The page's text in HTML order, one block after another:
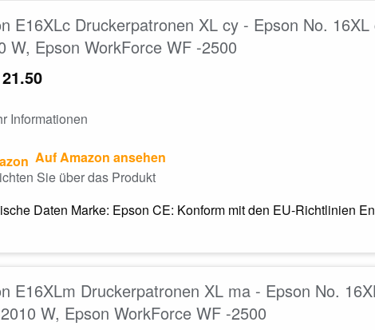
E16XLc Druckerpatronen XL cy - Epson No.
W, Epson WorkForce WF -2500
Informationen
Auf Amazon ansehen
Sie über das Produkt
Daten Marke: Epson CE: Konform mit den EU-Richtlinien
E16XLm Druckerpatronen XL ma - Epson No.
W, Epson WorkForce WF -2500